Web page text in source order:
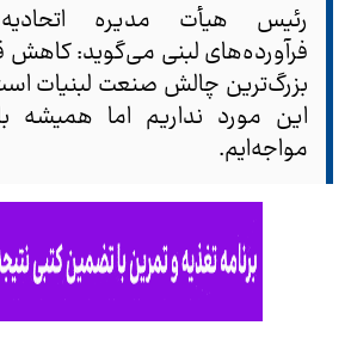
رئیس هیأت مدیره اتحادیه
فرآورده‌های لبنی می‌گوید:
بزرگ‌ترین چالش صنعت لبنیات
این مورد نداریم اما همیشه
مواجه‌ایم.